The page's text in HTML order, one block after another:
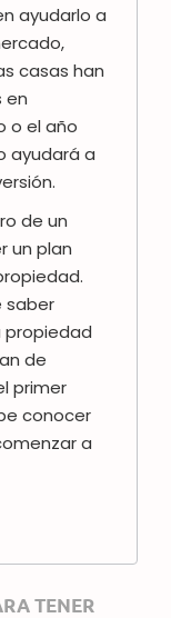
ayudarlo a
casas han
en
o el año
ayudará a
de un
un plan
saber
de
primer
conocer
a
TENER